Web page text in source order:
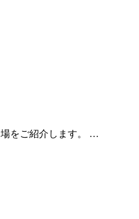
場をご紹介します。 …